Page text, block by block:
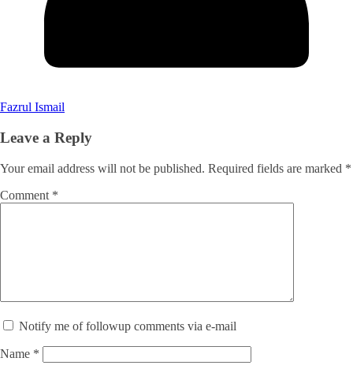
Fazrul Ismail
Leave a Reply
Your email address will not be published. Required fields are marked *
Comment *
Notify me of followup comments via e-mail
Name *